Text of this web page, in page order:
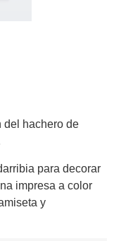
del hachero de
para decorar
impresa a color
y